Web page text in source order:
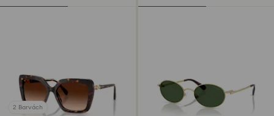
2 Barvách